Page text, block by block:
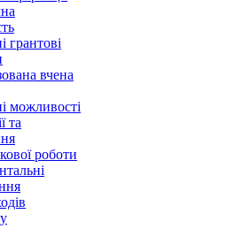
грантові
вчена
можливості
та
роботи